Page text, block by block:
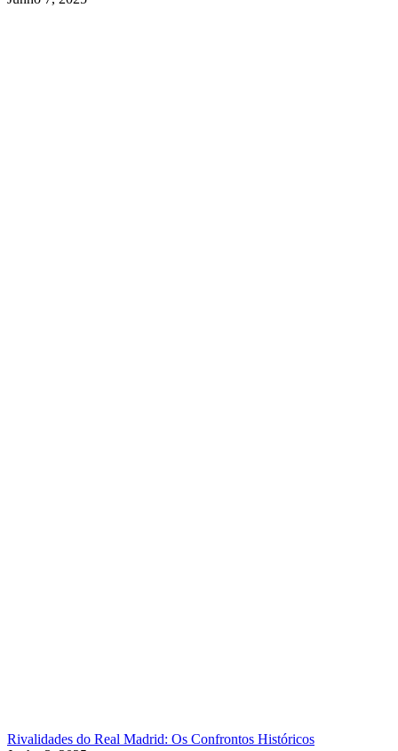
Rivalidades do Real Madrid: Os Confrontos Históricos